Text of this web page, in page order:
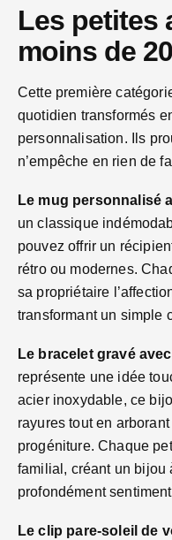
Les petites
moins de
Cette première
quotidien transformés
personnalisation. Ils
n’empêche en rien de
Le mug personnalisé
un classique
pouvez offrir un
rétro ou modernes.
sa propriétaire
transformant un simple
Le bracelet gravé
représente une idée
acier inoxydable, ce
rayures tout en
progéniture. Chaque
familial, créant un bijou
profondément
Le clip pare-soleil de